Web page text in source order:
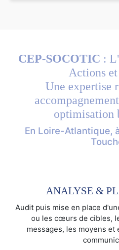
CEP-SOCOTIC :
Actions
Une expertise
optimisation
En Loire-Atlantique,
ANALYSE &
Audit puis mise en place
ou les cœurs de cibles,
messages, les moyens et